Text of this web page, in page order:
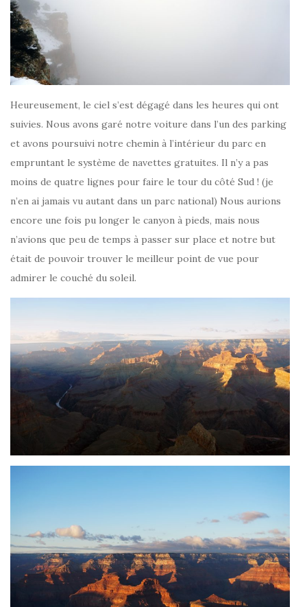
Heureusement, le ciel s’est dégagé dans les heures qui ont
suivies. Nous avons garé notre voiture dans l’un des parking
et avons poursuivi notre chemin à l’intérieur du parc en
empruntant le système de navettes gratuites. Il n’y a pas
moins de quatre lignes pour faire le tour du côté Sud ! (je
n’en ai jamais vu autant dans un parc national) Nous aurions
encore une fois pu longer le canyon à pieds, mais nous
n’avions que peu de temps à passer sur place et notre but
était de pouvoir trouver le meilleur point de vue pour
admirer le couché du soleil.